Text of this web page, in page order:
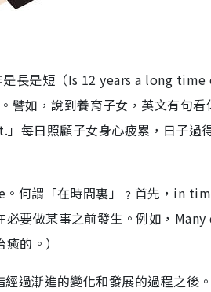
長是短（Is 12 years a long
譬如，說到養育子女，英文有句
每日照顧子女身心疲累，日子過
何謂「在時間裏」﹖首先，in
必要做某事之前發生。例如，
的。）
過漸進的變化和發展的過程之